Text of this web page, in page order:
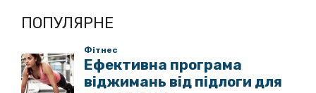
ПОПУЛЯРНЕ